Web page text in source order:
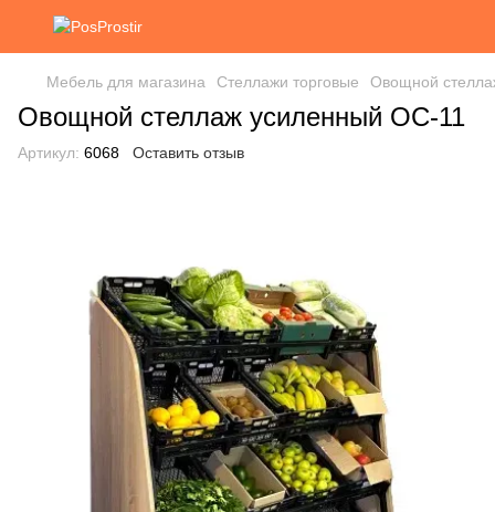
Мебель для магазина Стеллажи торговые Овощной
Овощной стеллаж усиленный ОС-11
Артикул: 6068 Оставить отзыв